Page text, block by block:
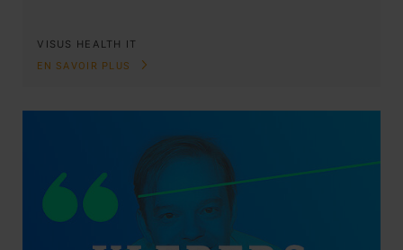
VISUS HEALTH IT
EN SAVOIR PLUS